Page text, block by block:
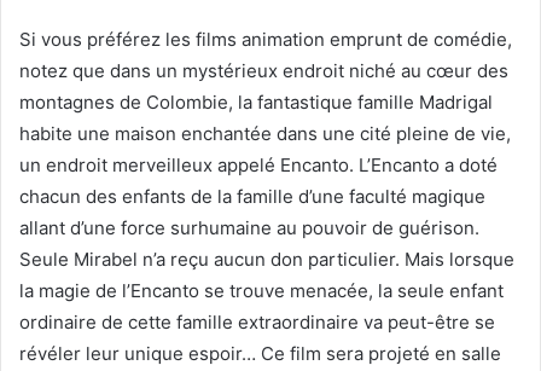
Si vous préférez les films animation emprunt de comédie,
notez que dans un mystérieux endroit niché au cœur des
montagnes de Colombie, la fantastique famille Madrigal
habite une maison enchantée dans une cité pleine de vie,
un endroit merveilleux appelé Encanto. L’Encanto a doté
chacun des enfants de la famille d’une faculté magique
allant d’une force surhumaine au pouvoir de guérison.
Seule Mirabel n’a reçu aucun don particulier. Mais lorsque
la magie de l’Encanto se trouve menacée, la seule enfant
ordinaire de cette famille extraordinaire va peut-être se
révéler leur unique espoir… Ce film sera projeté en salle